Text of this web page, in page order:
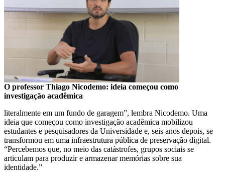
O professor Thiago Nicodemo: ideia começou como
investigação acadêmica
literalmente em um fundo de garagem”, lembra Nicodemo. Uma
ideia que começou como investigação acadêmica mobilizou
estudantes e pesquisadores da Universidade e, seis anos depois, se
transformou em uma infraestrutura pública de preservação digital.
“Percebemos que, no meio das catástrofes, grupos sociais se
articulam para produzir e armazenar memórias sobre sua
identidade.”